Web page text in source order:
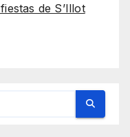
de S’Illot